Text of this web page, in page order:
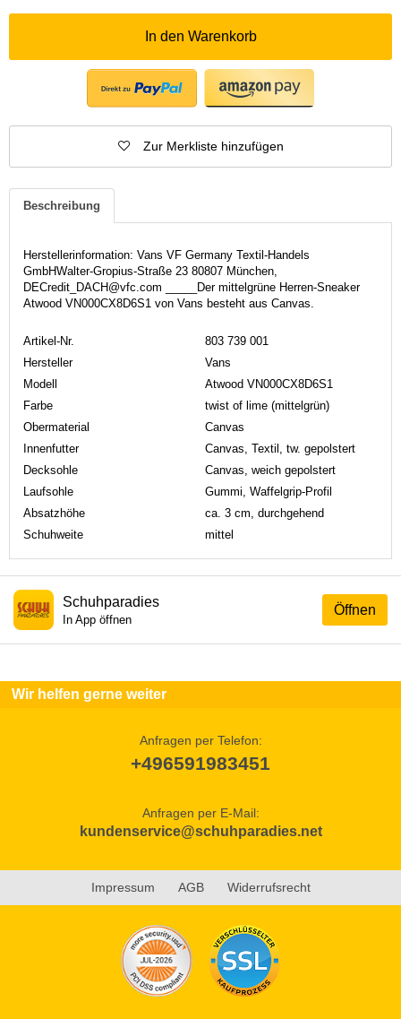
In den Warenkorb
Zur Merkliste hinzufügen
Beschreibung
Herstellerinformation: Vans VF Germany Textil-Handels
GmbHWalter-Gropius-Straße 23 80807 München,
DECredit_DACH@vfc.com _____Der mittelgrüne Herren-Sneaker
Atwood VN000CX8D6S1 von Vans besteht aus Canvas.
Artikel-Nr.
803 739 001
Hersteller
Vans
Modell
Atwood VN000CX8D6S1
Farbe
twist of lime (mittelgrün)
Obermaterial
Canvas
Innenfutter
Canvas, Textil, tw. gepolstert
Decksohle
Canvas, weich gepolstert
Laufsohle
Gummi, Waffelgrip-Profil
Absatzhöhe
ca. 3 cm, durchgehend
Schuhweite
mittel
Öffnen
Schuhparadies
In App öffnen
Wir helfen gerne weiter
Anfragen per Telefon:
+496591983451
Anfragen per E-Mail:
kundenservice@schuhparadies.net
Impressum AGB Widerrufsrecht